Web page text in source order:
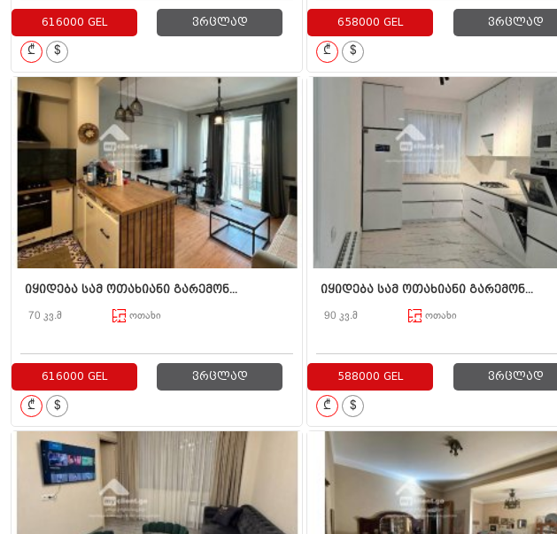
616000 GEL ვრცლად
₾ $
658000 GEL ვრცლად
₾ $
იყიდება სამ ოთახიანი გარემონ...
70 კვ.მ ოთახი
616000 GEL ვრცლად
₾ $
იყიდება სამ ოთახიანი გარემონ...
90 კვ.მ ოთახი
588000 GEL ვრცლად
₾ $